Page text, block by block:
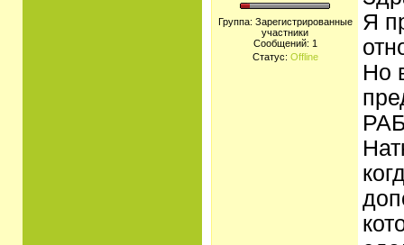
Группа: Зарегистрированные
участники
Сообщений: 1
Статус: Offline
Я
Но